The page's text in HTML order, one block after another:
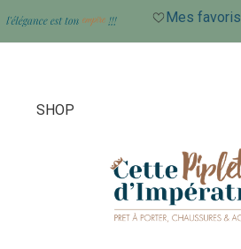
Mes favoris
SHOP